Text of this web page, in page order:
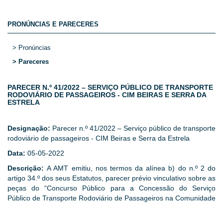
PRONÚNCIAS E PARECERES
> Pronúncias
> Pareceres
PARECER N.º 41/2022 – SERVIÇO PÚBLICO DE TRANSPORTE
RODOVIÁRIO DE PASSAGEIROS - CIM BEIRAS E SERRA DA
ESTRELA
Designação: Parecer n.º 41/2022 – Serviço público de transporte
rodoviário de passageiros - CIM Beiras e Serra da Estrela
Data: 05-05-2022
Descrição:A AMT emitiu, nos termos da alínea b) do n.º 2 do
artigo 34.º dos seus Estatutos, parecer prévio vinculativo sobre as
peças do “Concurso Público para a Concessão do Serviço
Público de Transporte Rodoviário de Passageiros na Comunidade